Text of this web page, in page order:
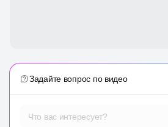
Задайте вопрос по видео
Что вас интересует?